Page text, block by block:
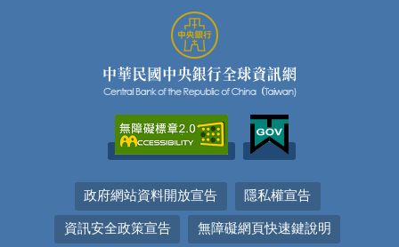
政府網站資料開放宣告 隱私權宣告
資訊安全政策宣告 無障礙網頁快速鍵說明